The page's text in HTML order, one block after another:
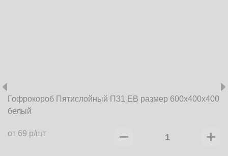
Гофрокороб Пятислойный П31 EB размер 600x400x400
белый
от 69 р/шт